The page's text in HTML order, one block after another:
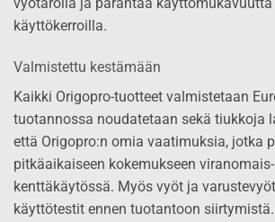
vyötäröllä ja parantaa
käyttökerroilla.
Valmistettu kestämään
Kaikki Origopro-tuotteet valmistetaan
tuotannossa noudatetaan sekä tiukkoja
että Origopro:n omia vaatimuksia, jotka
pitkäaikaiseen kokemukseen
kenttäkäytössä. Myös vyöt ja
käyttötestit ennen tuotantoon